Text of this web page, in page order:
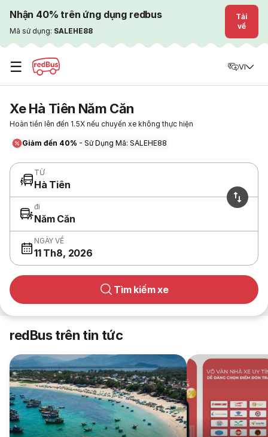
Nhận 40% trên ứng dụng redbus
Mã sử dụng: SALEHE88
Tải
về
☰ VI
Xe Hà Tiên Năm Căn
Hoàn tiền lên đến 1.5X nếu chuyến xe không thực hiện
Giảm đến 40% - Sử Dụng Mã: SALEHE88
TỪ
Hà Tiên
đi
Năm Căn
NGÀY VỀ
11 Th8, 2026
Tìm kiếm xe
redBus trên tin tức